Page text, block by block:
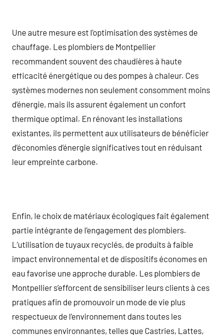
Une autre mesure est l’optimisation des systèmes de
chauffage. Les plombiers de Montpellier
recommandent souvent des chaudières à haute
efficacité énergétique ou des pompes à chaleur. Ces
systèmes modernes non seulement consomment moins
d’énergie, mais ils assurent également un confort
thermique optimal. En rénovant les installations
existantes, ils permettent aux utilisateurs de bénéficier
d’économies d’énergie significatives tout en réduisant
leur empreinte carbone.
Enfin, le choix de matériaux écologiques fait également
partie intégrante de l’engagement des plombiers.
L’utilisation de tuyaux recyclés, de produits à faible
impact environnemental et de dispositifs économes en
eau favorise une approche durable. Les plombiers de
Montpellier s’efforcent de sensibiliser leurs clients à ces
pratiques afin de promouvoir un mode de vie plus
respectueux de l’environnement dans toutes les
communes environnantes, telles que Castries, Lattes,